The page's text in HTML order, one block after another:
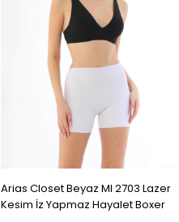
Arias Closet Beyaz MI 2703 Lazer
Kesim İz Yapmaz Hayalet Boxer